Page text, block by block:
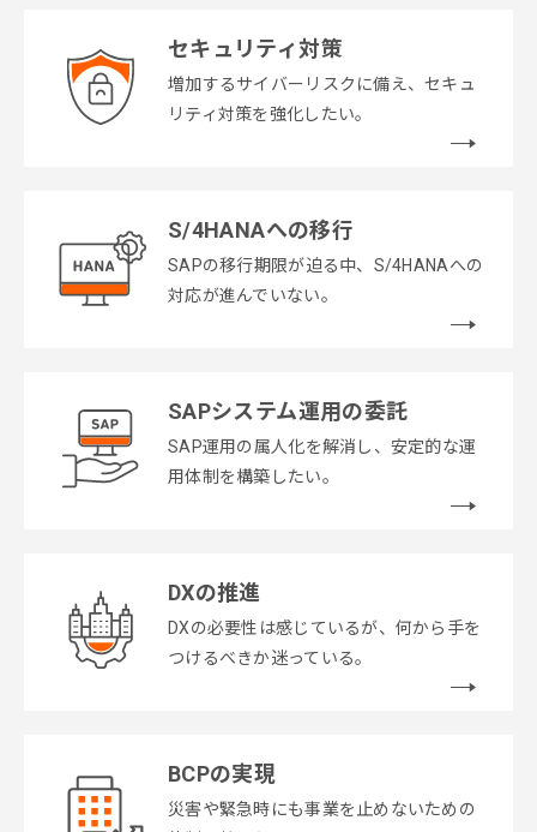
セキュリティ対策
増加するサイバーリスクに備え、セキュ
リティ対策を強化したい。
S/4HANAへの移行
SAPの移行期限が迫る中、S/4HANAへの
対応が進んでいない。
SAPシステム運用の委託
SAP運用の属人化を解消し、安定的な運
用体制を構築したい。
DXの推進
DXの必要性は感じているが、何から手を
つけるべきか迷っている。
BCPの実現
災害や緊急時にも事業を止めないための